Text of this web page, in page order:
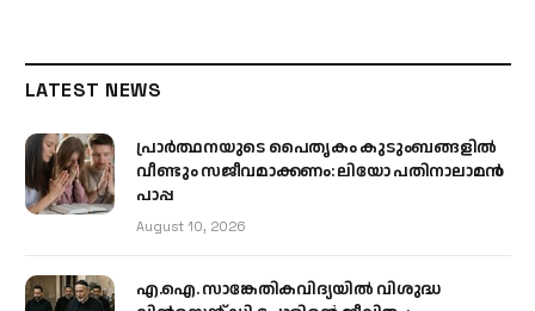
LATEST NEWS
പ്രാര്‍ത്ഥനയുടെ പൈതൃകം കുടുംബങ്ങളില്‍
വീണ്ടും സജീവമാക്കണം: ലിയോ പതിനാലാമന്‍
പാപ്പ
August 10, 2026
എ.ഐ. സാങ്കേതികവിദ്യയിൽ വിശുദ്ധ